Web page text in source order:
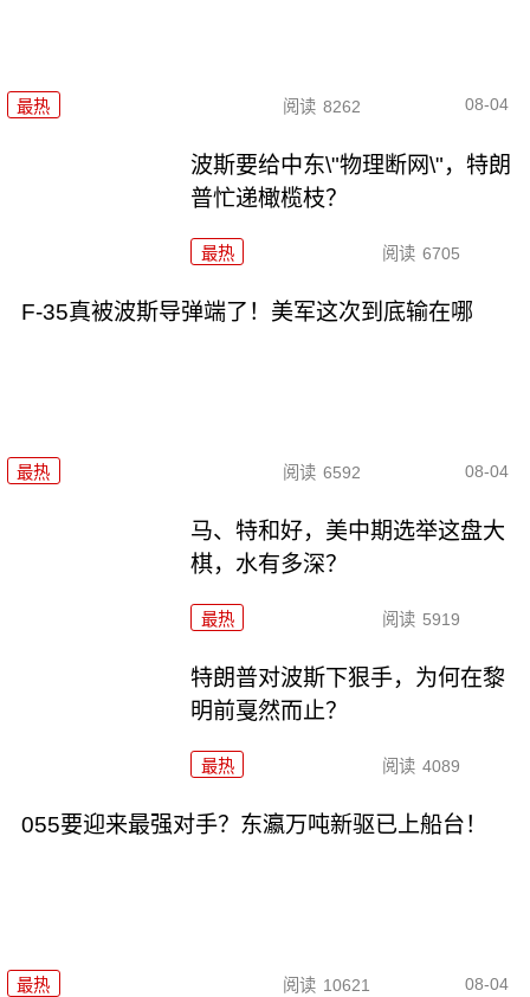
最热 阅读 8262 08-04
波斯要给中东\"物理断网\"，特朗
普忙递橄榄枝？
最热 阅读 6705
F-35真被波斯导弹端了！美军这次到底输在哪
最热 阅读 6592 08-04
马、特和好，美中期选举这盘大
棋，水有多深？
最热 阅读 5919
特朗普对波斯下狠手，为何在黎
明前戛然而止？
最热 阅读 4089
055要迎来最强对手？东瀛万吨新驱已上船台！
最热 阅读 10621 08-04